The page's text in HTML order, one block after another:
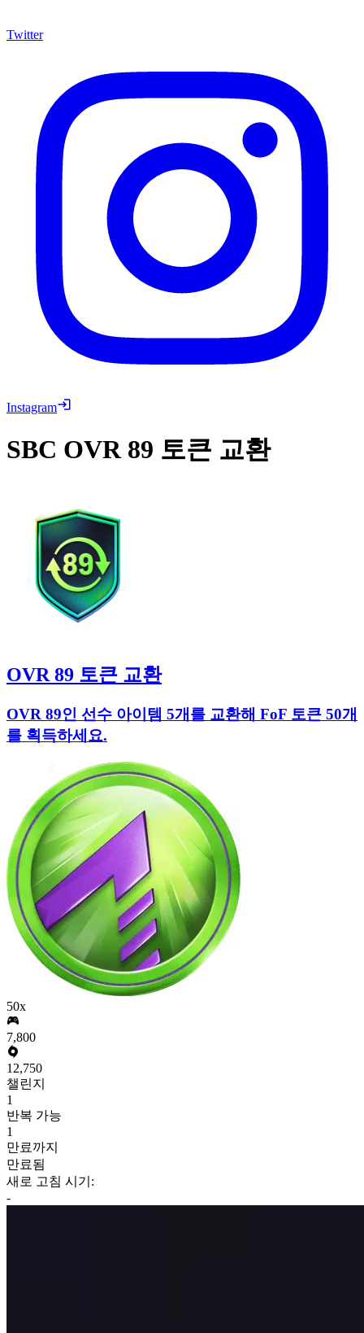
Twitter
Instagram
SBC OVR 89 토큰 교환
OVR 89 토큰 교환
OVR 89인 선수 아이템 5개를 교환해 FoF 토큰 50개
를 획득하세요.
50x
7,800
12,750
챌린지
1
반복 가능
1
만료까지
만료됨
새로 고침 시기:
-